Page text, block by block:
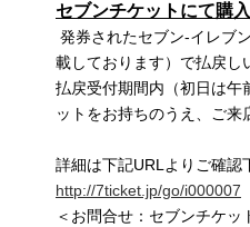
セブンチケットにて購
発券されたセブン-イレブ
載しております）で払戻し
払戻受付期間内（初日は午
ットをお持ちのうえ、ご来
詳細は下記URLよりご確認
http://7ticket.jp/go/i000007
＜お問合せ：セブンチケ